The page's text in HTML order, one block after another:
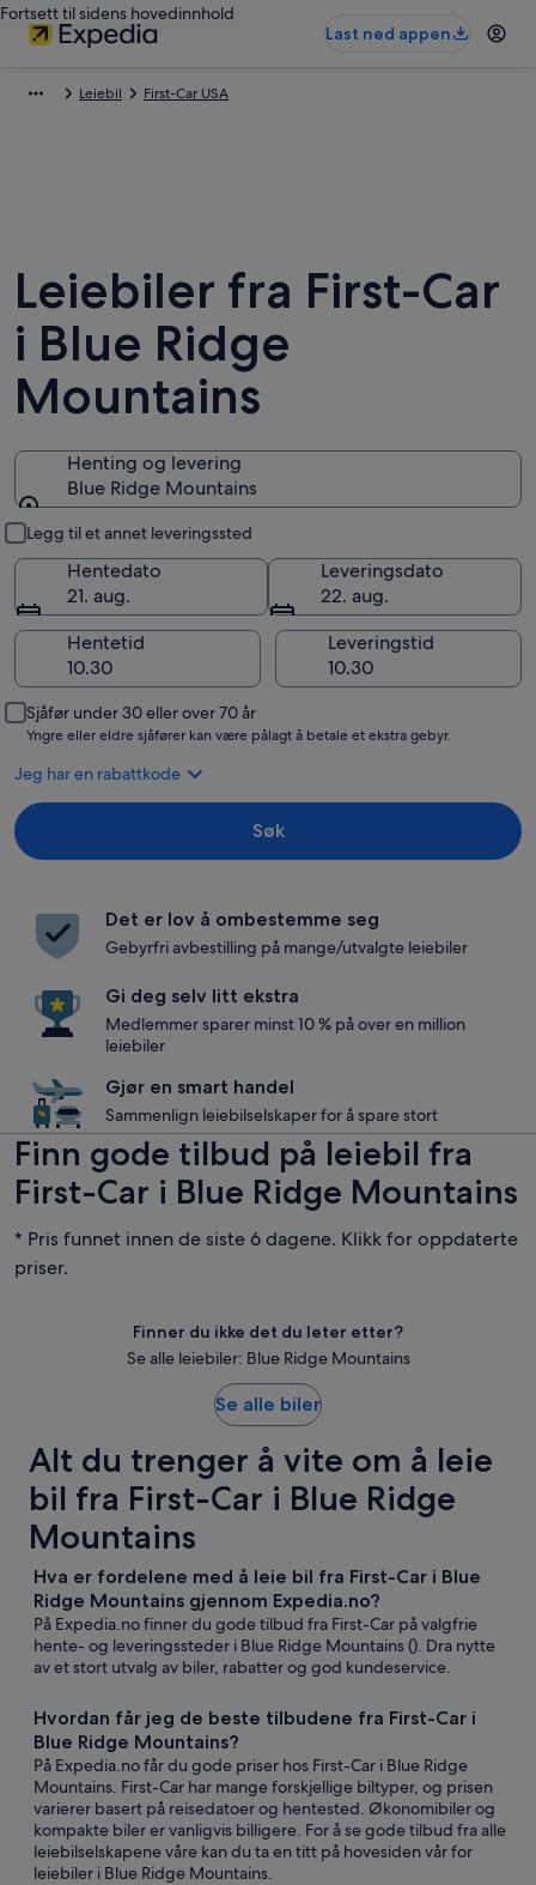
Fortsett til sidens hovedinnhold
Last ned appen
Leiebil First-Car USA
Leiebiler fra First-Car
i Blue Ridge
Mountains
Henting og levering
Blue Ridge Mountains
Legg til et annet leveringssted
Hentedato
21. aug.
Leveringsdato
22. aug.
Hentetid
Leveringstid
Sjåfør under 30 eller over 70 år
Yngre eller eldre sjåfører kan være pålagt å betale et ekstra gebyr.
Jeg har en rabattkode
Søk
Det er lov å ombestemme seg
Gebyrfri avbestilling på mange/utvalgte leiebiler
Gi deg selv litt ekstra
Medlemmer sparer minst 10 % på over en million
leiebiler
Gjør en smart handel
Sammenlign leiebilselskaper for å spare stort
Finn gode tilbud på leiebil fra
First-Car i Blue Ridge Mountains
* Pris funnet innen de siste 6 dagene. Klikk for oppdaterte
priser.
Finner du ikke det du leter etter?
Se alle leiebiler: Blue Ridge Mountains
Se alle biler
Alt du trenger å vite om å leie
bil fra First-Car i Blue Ridge
Mountains
Hva er fordelene med å leie bil fra First-Car i Blue
Ridge Mountains gjennom Expedia.no?
På Expedia.no finner du gode tilbud fra First-Car på valgfrie
hente- og leveringssteder i Blue Ridge Mountains (). Dra nytte
av et stort utvalg av biler, rabatter og god kundeservice.
Hvordan får jeg de beste tilbudene fra First-Car i
Blue Ridge Mountains?
På Expedia.no får du gode priser hos First-Car i Blue Ridge
Mountains. First-Car har mange forskjellige biltyper, og prisen
varierer basert på reisedatoer og hentested. Økonomibiler og
kompakte biler er vanligvis billigere. For å se gode tilbud fra alle
leiebilselskapene våre kan du ta en titt på hovesiden vår for
leiebiler i Blue Ridge Mountains.